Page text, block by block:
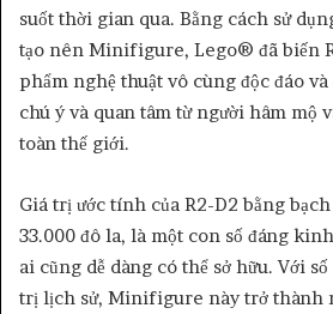
suốt thời gian qua. Bằng cách sử
tạo nên Minifigure, Lego® đã biến
phẩm nghệ thuật vô cùng độc đáo
chú ý và quan tâm từ người hâm mộ
toàn thế giới.
Giá trị ước tính của R2-D2 bằng
33.000 đô la, là một con số đáng
ai cũng dễ dàng có thể sở hữu. Với
trị lịch sử, Minifigure này trở thành